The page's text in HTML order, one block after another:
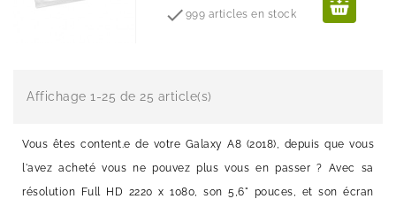
 999 articles en stock
Affichage 1-25 de 25 article(s)
Vous êtes content.e de votre Galaxy A8 (2018), depuis que vous
l'avez acheté vous ne pouvez plus vous en passer ? Avec sa
résolution Full HD 2220 x 1080, son 5,6" pouces, et son écran